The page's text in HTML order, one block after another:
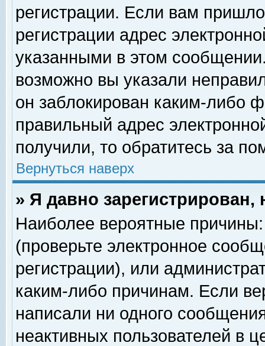
регистрации. Если вам
регистрации адрес
указанными в этом
возможно вы указали
он заблокирован каким-либо
правильный адрес
получили, то обратитесь за
Вернуться наверх
» Я давно
Наиболее вероятные
(проверьте электронное
регистрации), или
каким-либо причинам. Если
написали ни одного
неактивных пользователей в